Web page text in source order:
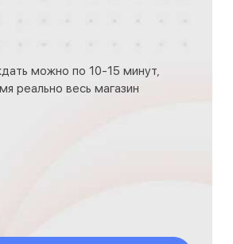
можно по 10-15 минут,
реально весь магазин